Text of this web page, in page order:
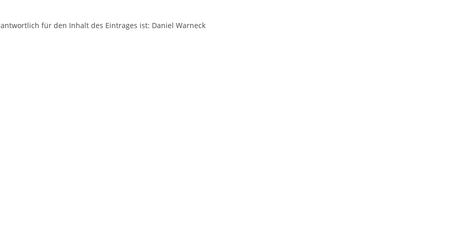
für den Inhalt des Eintrages ist: Daniel Warneck